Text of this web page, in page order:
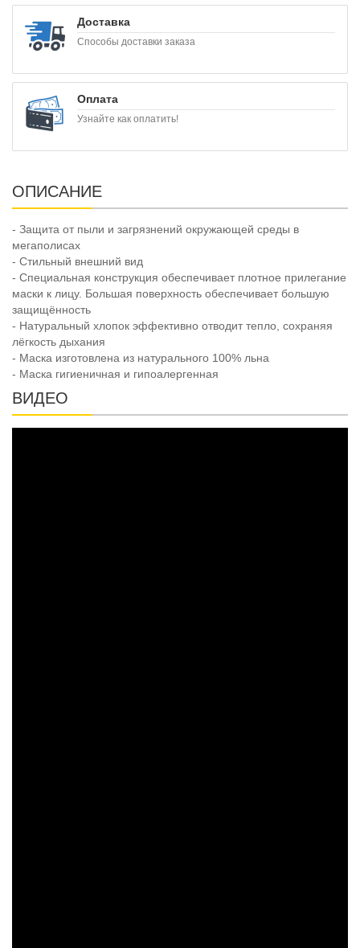
Доставка
Способы доставки заказа
Оплата
Узнайте как оплатить!
ОПИСАНИЕ
- Защита от пыли и загрязнений окружающей среды в
мегаполисах
- Стильный внешний вид
- Специальная конструкция обеспечивает плотное прилегание
маски к лицу. Большая поверхность обеспечивает большую
защищённость
- Натуральный хлопок эффективно отводит тепло, сохраняя
лёгкость дыхания
- Маска изготовлена из натурального 100% льна
- Маска гигиеничная и гипоалергенная
ВИДЕО